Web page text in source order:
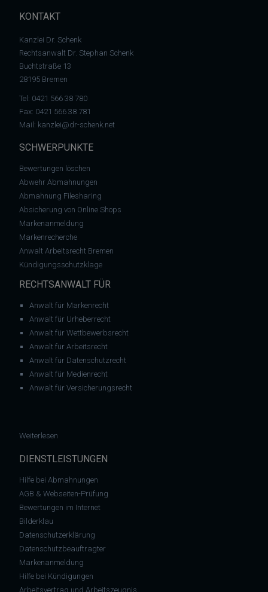
KONTAKT
Kanzlei Dr. Schenk
Rechtsanwalt Dr. Stephan Schenk
Buchtstraße 13
28195 Bremen
Tel: 0421 566 38 780
Fax: 0421 566 38 781
Mail: kanzlei@dr-schenk.net
SCHWERPUNKTE
Bewertungen löschen
Abwehr Abmahnungen
Abmahnung Filesharing
Absicherung von Online Shops
Markenanmeldung
Markenrecherche
Anwalt Arbeitsrecht Bremen
Kündigungsschutzklage
RECHTSANWALT FÜR
Anwalt für Markenrecht
Anwalt für Urheberrecht
Anwalt für Wettbewerbsrecht
Anwalt für Arbeitsrecht
Anwalt für Datenschutzrecht
Anwalt für Medienrecht
Anwalt für Versicherungsrecht
Weiterlesen
DIENSTLEISTUNGEN
Hilfe bei Abmahnungen
AGB & Webseiten-Prüfung
Bewertungen im Internet
Bilderklau
Datenschutzerklärung
Datenschutzbeauftragter
Markenanmeldung
Hilfe bei Kündigungen
Arbeitsvertrag und Arbeitszeugnis